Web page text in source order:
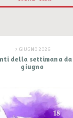
7 GIUGNO 2026
della settimana
giugno